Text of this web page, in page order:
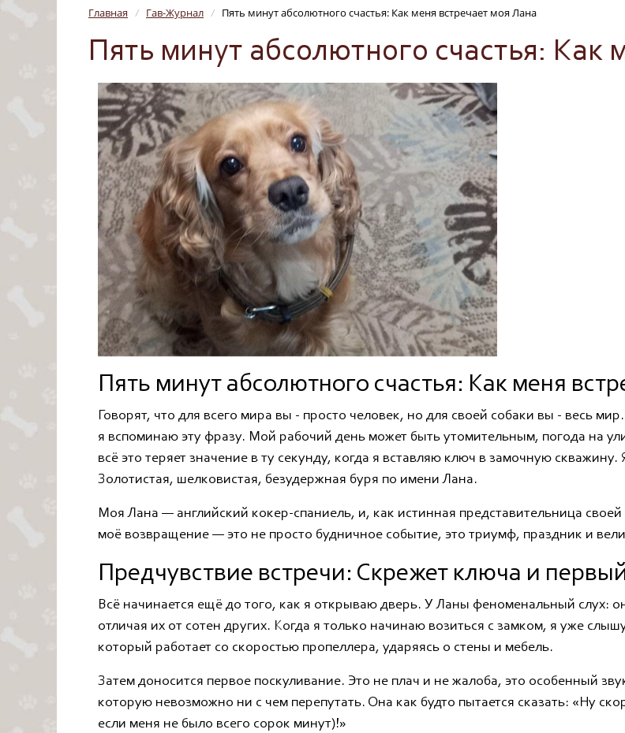
Главная / Гав-Журнал / Пять минут абсолютного счастья: Как меня встречает моя Лана
Пять минут абсолютного счастья: Как
Пять минут абсолютного счастья: Как меня
Говорят, что для всего мира вы - просто человек, но для своей собаки вы - весь
я вспоминаю эту фразу. Мой рабочий день может быть утомительным, погода на
всё это теряет значение в ту секунду, когда я вставляю ключ в замочную
Золотистая, шелковистая, безудержная буря по имени Лана.
Моя Лана — английский кокер-спаниель, и, как истинная представительница
моё возвращение — это не просто будничное событие, это триумф, праздник и
Предчувствие встречи: Скрежет ключа и
Всё начинается ещё до того, как я открываю дверь. У Ланы феноменальный слух:
отличая их от сотен других. Когда я только начинаю возиться с замком, я уже
который работает со скоростью пропеллера, ударяясь о стены и мебель.
Затем доносится первое поскуливание. Это не плач и не жалоба, это особенный
которую невозможно ни с чем перепутать. Она как будто пытается сказать: «Ну
если меня не было всего сорок минут)!»